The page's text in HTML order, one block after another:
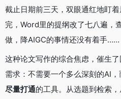
截止日期前三天，双眼通红地盯
完，Word里的提纲改了七八遍，
做，降AIGC的事情还没有着手……
这种论文写作的综合焦虑，催生
需求：不需要一个多么深刻的AI
尽量打通的工具。从选题到检索